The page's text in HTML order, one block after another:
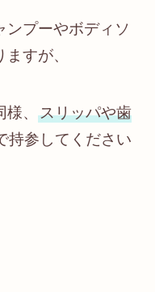
ンプーやボディソ
すが、
、 スリッパや歯
持参してください